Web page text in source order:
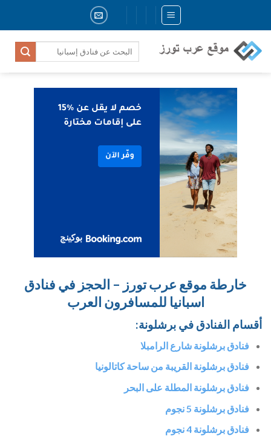
content
خارطة موقع عرب تورز – الحجز في فنادق
اسبانيا للمسافرون العرب
أقسام الفنادق في برشلونة:
فنادق برشلونة شارع الرامبلا
فنادق برشلونة القريبة من ساحة كاتالونيا
فنادق برشلونة المطلة على البحر
فنادق برشلونة 5 نجوم
فنادق برشلونة 4 نجوم